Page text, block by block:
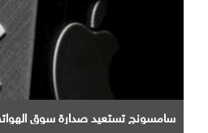
سامسونج تستعيد صدارة سوق